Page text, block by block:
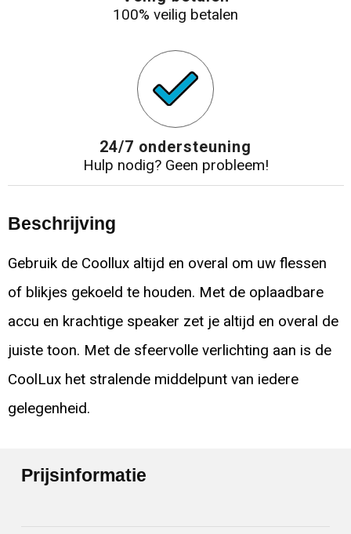
100% veilig betalen
24/7 ondersteuning
Hulp nodig? Geen probleem!
Beschrijving
Gebruik de Coollux altijd en overal om uw flessen
of blikjes gekoeld te houden. Met de oplaadbare
accu en krachtige speaker zet je altijd en overal de
juiste toon. Met de sfeervolle verlichting aan is de
CoolLux het stralende middelpunt van iedere
gelegenheid.
Prijsinformatie